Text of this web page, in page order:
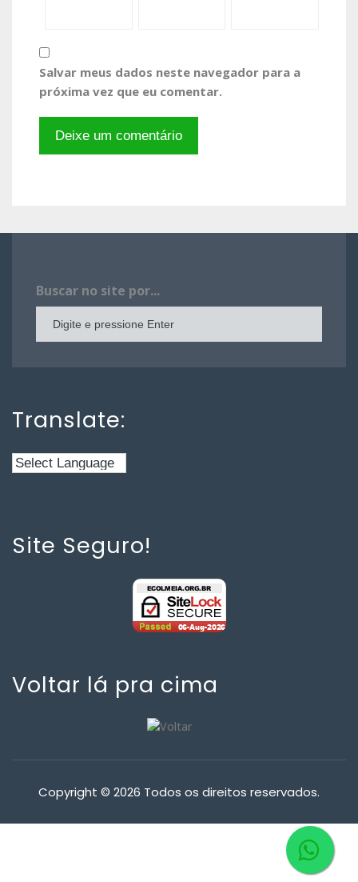
Salvar meus dados neste navegador para a
próxima vez que eu comentar.
Buscar no site por...
Translate:
Site Seguro!
Voltar lá pra cima
Copyright © 2026 Todos os direitos reservados.